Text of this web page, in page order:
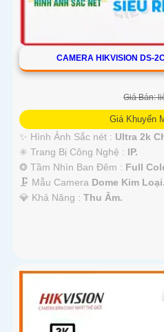
CAMERA HIKVISION DS-
Giá Bán:
Giá Khuyến
✨ Hình Ảnh Sắc nét : Ultra 2k
✳️ Trang Bị Công Nghệ : IP.
❂ Tầm Nhìn Ban Đêm : Full
🗜️ Mẫu Camera Dome Kim Loại.
️💎 Khả Năng : Thu Âm.